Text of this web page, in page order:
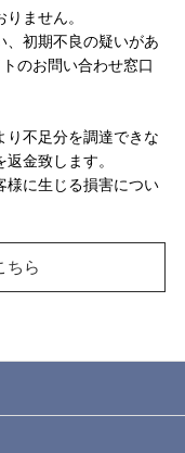
ません。
、初期不良の疑いがあ
のお問い合わせ窓口
り不足分を調達できな
金致します。
様に生じる損害につい
ちら